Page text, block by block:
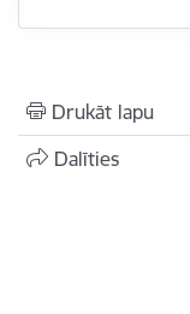
Drukāt lapu
Dalīties